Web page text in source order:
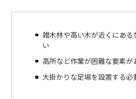
雑木林や高い木が近くにある
い
高所など作業が困難な要素が
大掛かりな足場を設置する必